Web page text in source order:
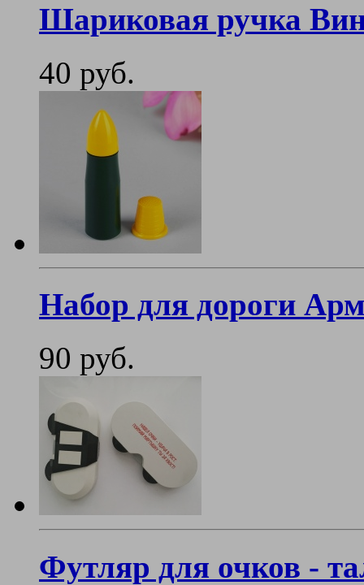
Шариковая ручка
40 руб.
Набор для дороги
90 руб.
Футляр для очков -